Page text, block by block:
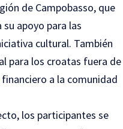
de Campobasso, que
apoyo para las
cultural. También
para los croatas fuera de
a la comunidad
los participantes se